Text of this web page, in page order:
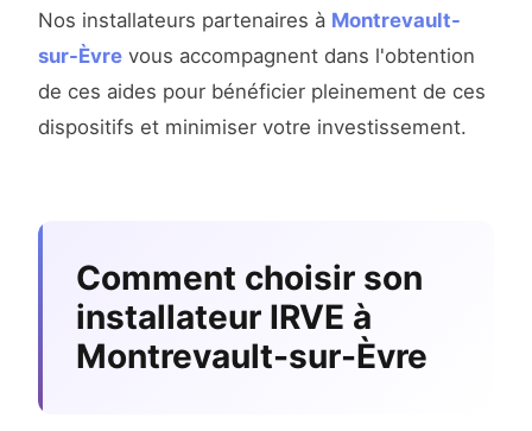
Nos installateurs partenaires à Montrevault-
sur-Èvre vous accompagnent dans l'obtention
de ces aides pour bénéficier pleinement de ces
dispositifs et minimiser votre investissement.
Comment choisir son
installateur IRVE à
Montrevault-sur-Èvre